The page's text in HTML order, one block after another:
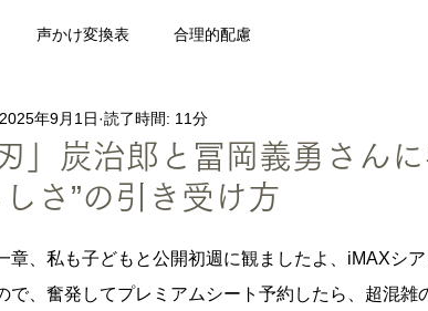
声かけ変換表 合理的配慮
強法 10代のための凸凹学
」炭治郎と冨岡義勇さんに
さ”の引き受け方
2025年9月1日 読了時間: 11分
、私も子どもと公開初週に観ましたよ、iMAXシア
、奮発してプレミアムシート予約したら、超混雑